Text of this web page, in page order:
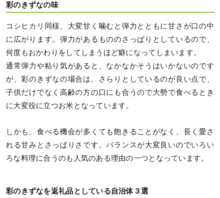
彩のきずなの味
コシヒカリ同様、大変甘く噛むと弾力とともに甘さが口の中
に広がります。弾力があるもののさっぱりとしているので、
何度もおかわりをしてしまうほど癖になってしまいます。
通常弾力や粘り気があると、なかなかそうはいかないのです
が、彩のきずなの場合は、さらりとしているのが良い点で、
子供だけでなく高齢の方の口にも合うので大勢で食べるとき
に大変役に立つお米となっています。
しかも、食べる機会が多くても飽きることがなく、長く愛さ
れる甘みとさっぱりさです。バランスが大変良いのでいろい
ろな料理に合うのも人気のある理由の一つとなっています。
彩のきずなを返礼品としている自治体３選